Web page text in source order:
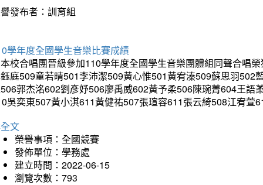
發布者：訓育組
學年度全國學生音樂比賽成績
校合唱團晉級參加110學年度全國學生音樂團體組同聲合唱
庭509童若晴501李沛潔509黃心惟501黃宥溱509蘇思羽
郭杰洺602劉彥妤506廖禹威602黃予柔506陳琬菁604王
吳奕東507黃小淇611黃健祐507張瑄容611張云綺508江宥萱
文
榮譽事項：全國競賽
發佈單位：學務處
建立時間：2022-06-15
瀏覽次數：793